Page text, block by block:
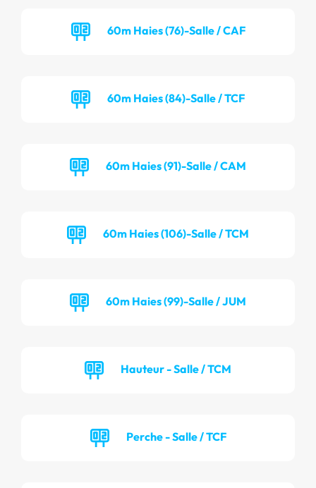
60m Haies (76)-Salle / CAF
60m Haies (84)-Salle / TCF
60m Haies (91)-Salle / CAM
60m Haies (106)-Salle / TCM
60m Haies (99)-Salle / JUM
Hauteur - Salle / TCM
Perche - Salle / TCF